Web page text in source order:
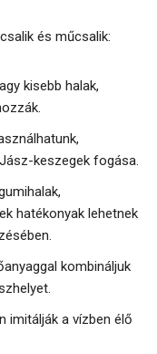
és műcsalik:
kisebb halak,
keszegek fogása.
hatékonyak lehetnek
kombináljuk
imitálják a vízben élő